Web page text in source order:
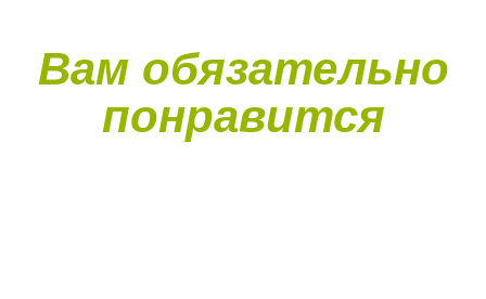
Вам обязательно
понравится